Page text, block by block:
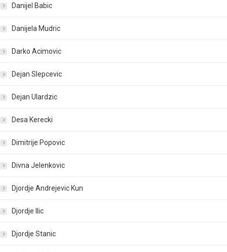
Danijel Babic
Danijela Mudric
Darko Acimovic
Dejan Slepcevic
Dejan Ulardzic
Desa Kerecki
Dimitrije Popovic
Divna Jelenkovic
Djordje Andrejevic Kun
Djordje Ilic
Djordje Stanic